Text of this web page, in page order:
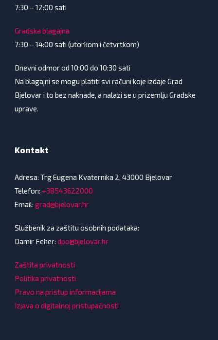
7:30 – 12:00 sati
Gradska blagajna
7:30 – 14:00 sati (utorkom i četvrtkom)
Dnevni odmor od 10:00 do 10:30 sati
Na blagajni se mogu platiti svi računi koje izdaje Grad
Bjelovar i to bez naknade, a nalazi se u prizemlju Gradske
uprave.
Kontakt
Adresa: Trg Eugena Kvaternika 2, 43000 Bjelovar
Telefon: +38543622000
Email: grad@bjelovar.hr
Službenik za zaštitu osobnih podataka:
Damir Feher: dpo@bjelovar.hr
Zaštita privatnosti
Politika privatnosti
Pravo na pristup informacijama
Izjava o digitalnoj pristupačnosti